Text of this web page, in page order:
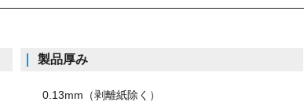
製品厚み
0.13mm（剥離紙除く）